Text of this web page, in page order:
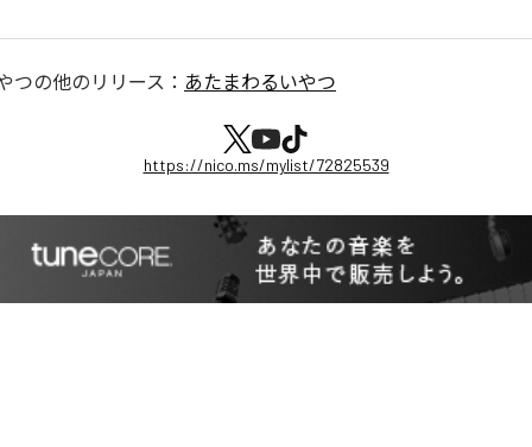
つの他のリリース： あたまわるいやつ
https://nico.ms/mylist/72825539